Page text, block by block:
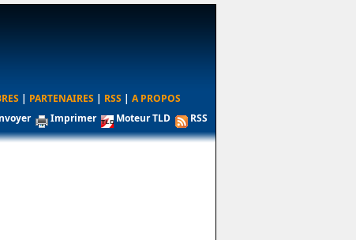
| PARTENAIRES | RSS | A PROPOS
Imprimer Moteur TLD RSS